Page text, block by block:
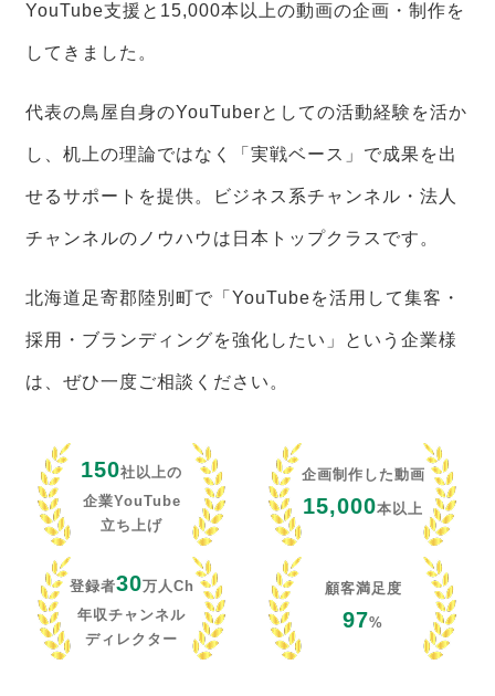
YouTube支援と15,000本以上の動画の企画・制作を
してきました。
代表の鳥屋自身のYouTuberとしての活動経験を活か
し、机上の理論ではなく「実戦ベース」で成果を出
せるサポートを提供。ビジネス系チャンネル・法人
チャンネルのノウハウは日本トップクラスです。
北海道足寄郡陸別町で「YouTubeを活用して集客・
採用・ブランディングを強化したい」という企業様
は、ぜひ一度ご相談ください。
150社以上の
企業YouTube
立ち上げ
企画制作した動画
15,000本以上
登録者30万人Ch
年収チャンネル
ディレクター
顧客満足度
97%